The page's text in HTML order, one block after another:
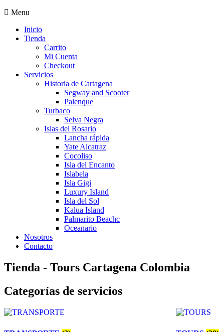
Menu
Inicio
Tienda
Carrito
Mi Cuenta
Checkout
Servicios
Historia de Cartagena
Segway and Scooter
Palenque
Turbaco
Selva Negra
Islas del Rosario
Lancha rápida
Yate Alcatraz
Cocoliso
Isla del Encanto
Islabela
Isla Gigi
Luxury Island
Isla del Sol
Kalua Island
Palmarito Beachc
Oceanario
Nosotros
Contacto
Tienda - Tours Cartagena Colombia
Categorías de servicios